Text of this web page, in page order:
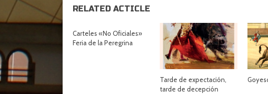
RELATED ACTICLE
Carteles «No Oficiales»
Feria de la Peregrina
Tarde de expectación,
tarde de decepción